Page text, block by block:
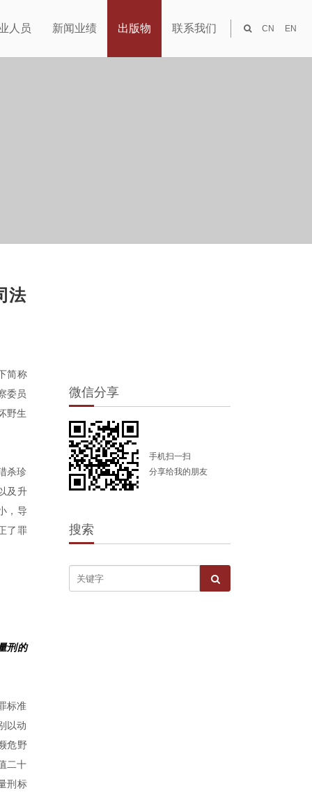
人员 新闻业绩 出版物 联系我们 CN EN
法
简称
委员
野生
杀珍
及升
，导
了罪
刑的
标准
以动
危野
二十
刑标
微信分享
手机扫一扫
分享给我的朋友
搜索